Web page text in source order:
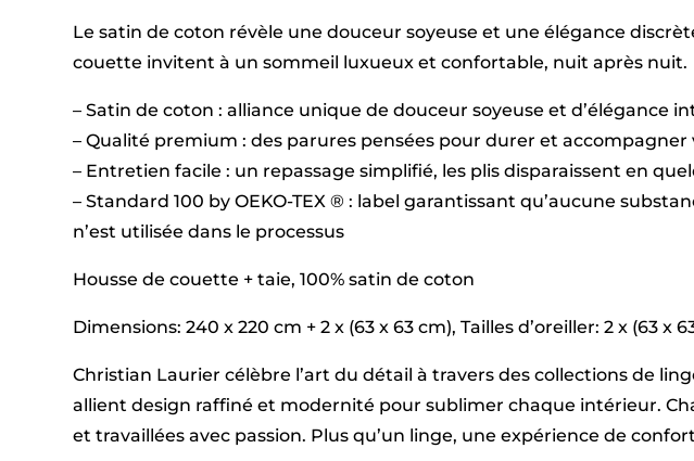
Le satin de coton révèle une douceur soyeuse et une élégance
couette invitent à un sommeil luxueux et confortable, nuit après nuit.
– Satin de coton : alliance unique de douceur soyeuse et d’élégance
– Qualité premium : des parures pensées pour durer et
– Entretien facile : un repassage simplifié, les plis disparaissent en
– Standard 100 by OEKO-TEX ® : label garantissant qu’aucune
n’est utilisée dans le processus
Housse de couette + taie, 100% satin de coton
Dimensions: 240 x 220 cm + 2 x (63 x 63 cm), Tailles d’oreiller: 2 x (63 x
Christian Laurier célèbre l’art du détail à travers des collections de
allient design raffiné et modernité pour sublimer chaque intérieur.
et travaillées avec passion. Plus qu’un linge, une expérience de